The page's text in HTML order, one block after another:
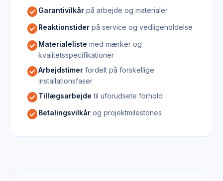
check_circleGarantivilkår på arbejde og materialer
check_circleReaktionstider på service og vedligeholdelse
check_circleMaterialeliste med mærker og
kvalitetsspecifikationer
check_circleArbejdstimer fordelt på forskellige
installationsfaser
check_circleTillægsarbejde til uforudsete forhold
check_circleBetalingsvilkår og projektmilestones